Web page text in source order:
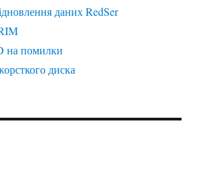
даних RedSer
на помилки
диска